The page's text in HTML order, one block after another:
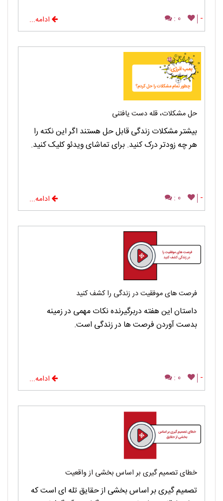
-
0 : ادامه...
حل مشکلات، قله دست یافتنی
بیشتر مشکلات زندگی قابل حل هستند اگر این نکته را
هر چه زودتر درک کنید. برای تماشای ویدئو کلیک کنید.
-
0 : ادامه...
فرصت های موفقیت در زندگی را کشف کنید
داستان این هفته دربرگیرنده نکات مهمی در زمینه
بدست آوردن فرصت ها در زندگی است.
-
0 : ادامه...
خطای تصمیم گیری بر اساس بخشی از واقعیت
تصمیم گیری بر اساس بخشی از حقایق تله ای است که